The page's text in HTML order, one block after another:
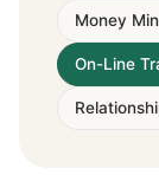
Money
On-Line